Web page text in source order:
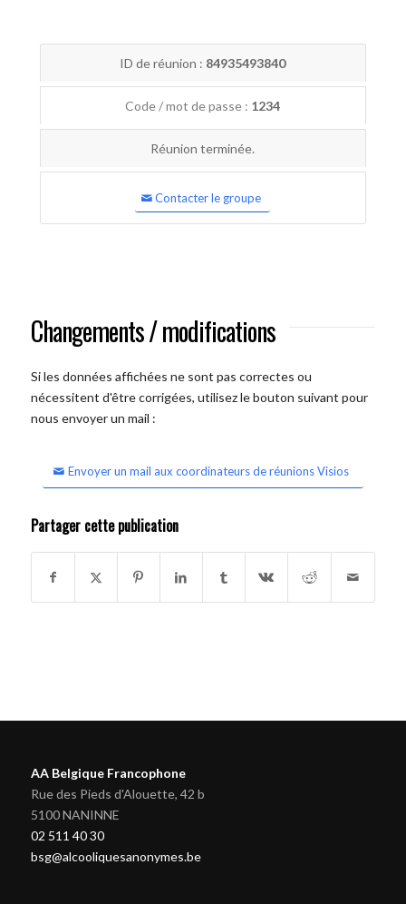
ID de réunion : 84935493840
Code / mot de passe : 1234
Réunion terminée.
Contacter le groupe
Changements / modifications
Si les données affichées ne sont pas correctes ou
nécessitent d'être corrigées, utilisez le bouton suivant pour
nous envoyer un mail :
Envoyer un mail aux coordinateurs de réunions Visios
Partager cette publication
AA Belgique Francophone
Rue des Pieds d'Alouette, 42 b
5100 NANINNE
02 511 40 30
bsg@alcooliquesanonymes.be